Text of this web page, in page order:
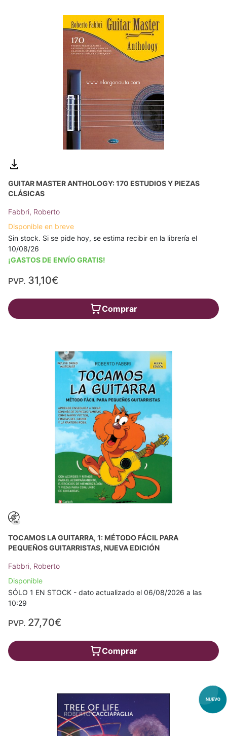
GUITAR MASTER ANTHOLOGY: 170 ESTUDIOS Y PIEZAS
CLÁSICAS
Fabbri, Roberto
Disponible en breve
Sin stock. Si se pide hoy, se estima recibir en la librería el
10/08/26
¡GASTOS DE ENVÍO GRATIS!
PVP. 31,10€
Comprar
TOCAMOS LA GUITARRA, 1: MÉTODO FÁCIL PARA
PEQUEÑOS GUITARRISTAS, NUEVA EDICIÓN
Fabbri, Roberto
Disponible
SÓLO 1 EN STOCK - dato actualizado el 06/08/2026 a las
10:29
PVP. 27,70€
Comprar